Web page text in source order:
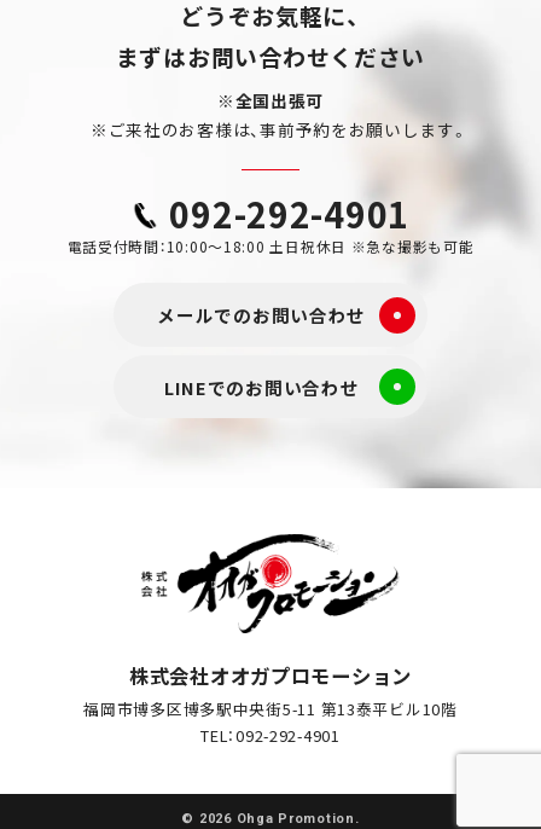
どうぞお気軽に、
まずはお問い合わせください
※全国出張可
※ご来社のお客様は、事前予約をお願いします。
092-292-4901
電話受付時間：10:00～18:00 土日祝休日 ※急な撮影も可能
メールでのお問い合わせ
LINEでのお問い合わせ
株式会社オオガプロモーション
福岡市博多区博多駅中央街5-11 第13泰平ビル10階
TEL：092-292-4901
© 2026 Ohga Promotion